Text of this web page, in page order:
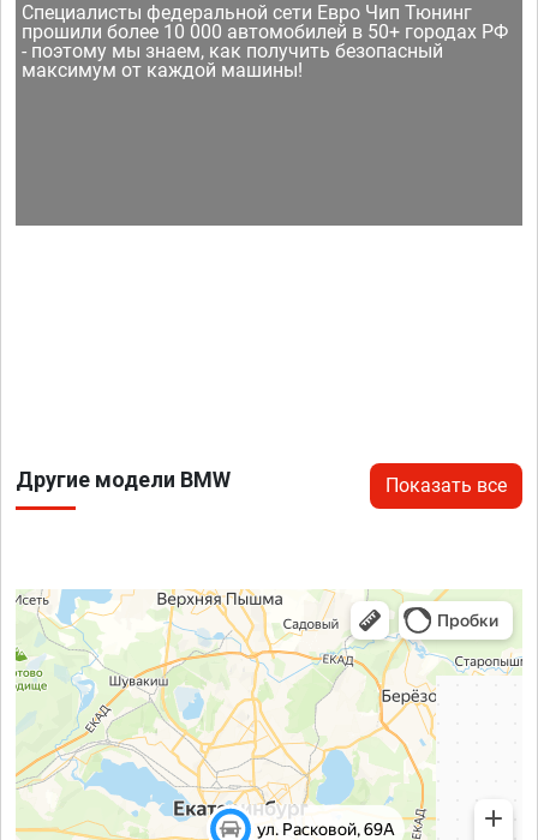
Специалисты федеральной сети Евро Чип Тюнинг
прошили более 10 000 автомобилей в 50+ городах РФ
- поэтому мы знаем, как получить безопасный
максимум от каждой машины!
Другие модели BMW Показать все